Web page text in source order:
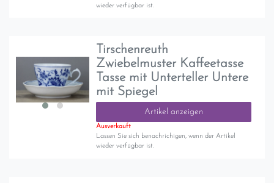
wieder verfügbar ist.
Tirschenreuth
Zwiebelmuster Kaffeetasse
Tasse mit Unterteller Untere
mit Spiegel
Artikel anzeigen
Ausverkauft
Lassen Sie sich benachrichigen, wenn der Artikel
wieder verfügbar ist.